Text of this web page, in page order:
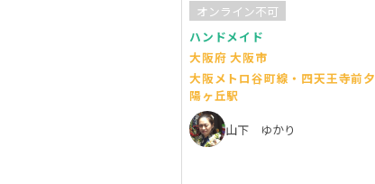
オンライン不可
ハンドメイド
大阪府 大阪市
大阪メトロ谷町線・四天王寺前夕
陽ヶ丘駅
山下 ゆかり